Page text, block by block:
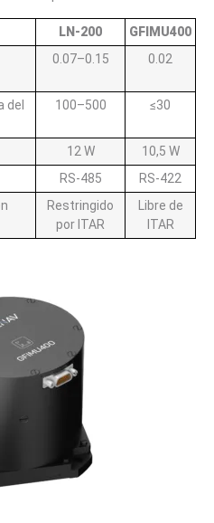
LN-200
GFIMU400
0.07–0.15 0.02
del
100–500 ≤30
12 W
10,5 W
RS-485
RS-422
Restringido
por ITAR
Libre de
ITAR